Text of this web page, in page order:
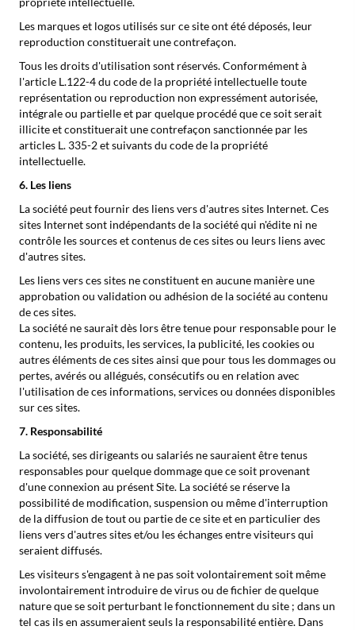
Les marques et logos utilisés sur ce site ont été déposés, leur
reproduction constituerait une contrefaçon.
Tous les droits d'utilisation sont réservés. Conformément à
l'article L.122-4 du code de la propriété intellectuelle toute
représentation ou reproduction non expressément autorisée,
intégrale ou partielle et par quelque procédé que ce soit serait
illicite et constituerait une contrefaçon sanctionnée par les
articles L. 335-2 et suivants du code de la propriété
intellectuelle.
6. Les liens
La société peut fournir des liens vers d'autres sites Internet. Ces
sites Internet sont indépendants de la société qui n'édite ni ne
contrôle les sources et contenus de ces sites ou leurs liens avec
d'autres sites.
Les liens vers ces sites ne constituent en aucune manière une
approbation ou validation ou adhésion de la société au contenu
de ces sites.
La société ne saurait dès lors être tenue pour responsable pour le
contenu, les produits, les services, la publicité, les cookies ou
autres éléments de ces sites ainsi que pour tous les dommages ou
pertes, avérés ou allégués, consécutifs ou en relation avec
l'utilisation de ces informations, services ou données disponibles
sur ces sites.
7. Responsabilité
La société, ses dirigeants ou salariés ne sauraient être tenus
responsables pour quelque dommage que ce soit provenant
d'une connexion au présent Site. La société se réserve la
possibilité de modification, suspension ou même d'interruption
de la diffusion de tout ou partie de ce site et en particulier des
liens vers d'autres sites et/ou les échanges entre visiteurs qui
seraient diffusés.
Les visiteurs s'engagent à ne pas soit volontairement soit même
involontairement introduire de virus ou de fichier de quelque
nature que se soit perturbant le fonctionnement du site ; dans un
tel cas ils en assumeraient seuls la responsabilité entière. Dans